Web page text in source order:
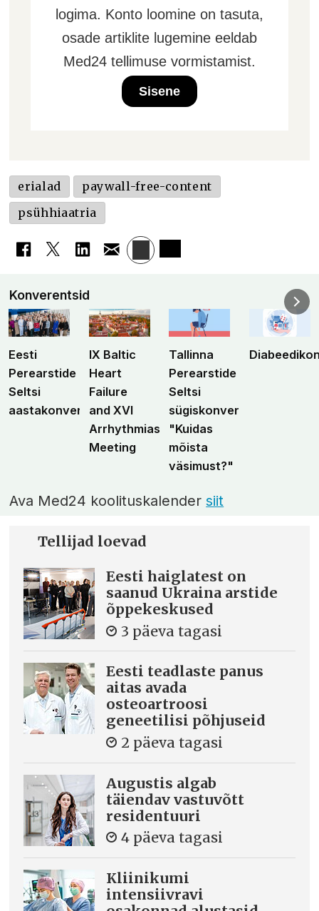
logima. Konto loomine on tasuta,
osade artiklite lugemine eeldab
Med24 tellimuse vormistamist.
Sisene
erialad
paywall-free-content
psühhiaatria
Konverentsid
Eesti
Perearstide
Seltsi
aastakonverents
IX Baltic
Heart
Failure
and XVI
Arrhythmias
Meeting
Tallinna
Perearstide
Seltsi
sügiskonverents
"Kuidas
mõista
väsimust?"
Ava Med24 koolituskalendersiit
Tellijad loevad
Eesti haiglatest on
saanud Ukraina arstide
õppekeskused
3 päeva tagasi
Eesti teadlaste panus
aitas avada
osteoartroosi
geneetilisi põhjuseid
2 päeva tagasi
Augustis algab
täiendav vastuvõtt
residentuuri
4 päeva tagasi
Kliinikumi
intensiivravi